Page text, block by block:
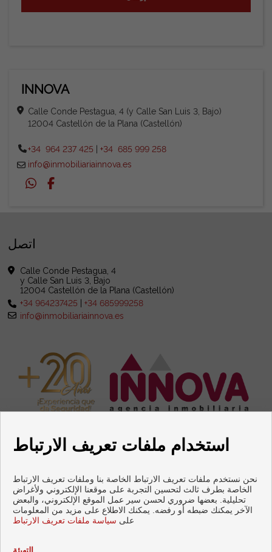
INNOVA
Calle Conde Pestagua, 4 (y Calle San Luis 3, Bajo)
12004 Castellón de la Plana (Castellón)
+34 964 237 425
+34 685 999 258
info@inmobiliariainnova.es
اتصل
Calle Conde Pestagua, 4
y Calle San Luis 3, Bajo
12004 Castellón de la Plana (Castellón)
+34 964237425 |+34 685999258
info@inmobiliariainnova.es
كاستيون دي لا بلانا الشقق و البيوت للبيع
استخدام ملفات تعريف الارتباط
نحن نستخدم ملفات تعريف الارتباط الخاصة بنا وملفات تعريف الارتباط
الخاصة بطرف ثالث لتحسين التجربة على موقعنا الإلكتروني ولأغراض
تحليلية. بعضها ضروري لحسن سير عمل الموقع الإلكتروني، والبعض
الآخر يمكنك ضبطه أو رفضه. يمكنك الاطلاع على مزيد من المعلومات
على سياسة ملفات تعريف الارتباط